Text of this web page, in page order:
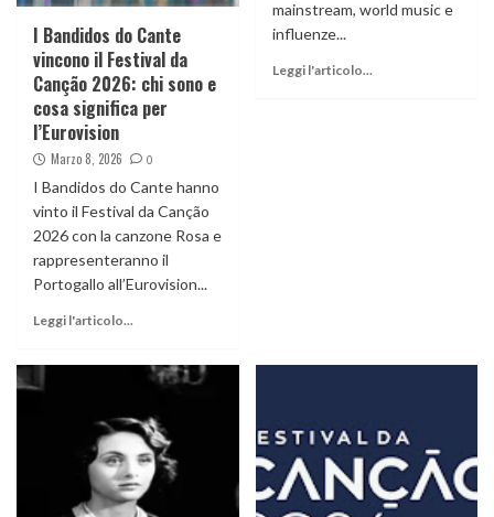
I Bandidos do Cante
vincono il Festival da
Canção 2026: chi sono e
cosa significa per
l’Eurovision
Marzo 8, 2026 0
I Bandidos do Cante hanno
vinto il Festival da Canção
2026 con la canzone Rosa e
rappresenteranno il
Portogallo all’Eurovision...
Leggi l'articolo...
mainstream, world music e
influenze...
Leggi l'articolo...